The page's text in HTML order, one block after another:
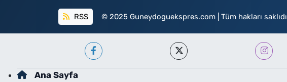
RSS © 2025 Guneydoguekspres.com | Tüm hakları
Ana Sayfa